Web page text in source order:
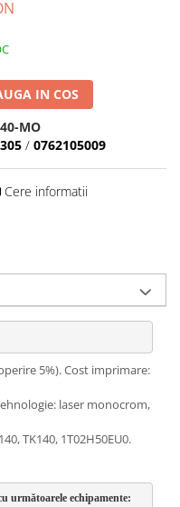
IN COS
MO
/ 0762105009
Cere informatii
5%). Cost imprimare:
laser monocrom,
TK140, 1T02H50EU0.
următoarele echipamente: